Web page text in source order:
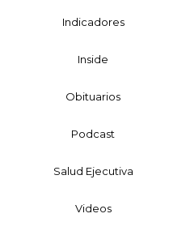
Indicadores
Inside
Obituarios
Podcast
Salud Ejecutiva
Videos